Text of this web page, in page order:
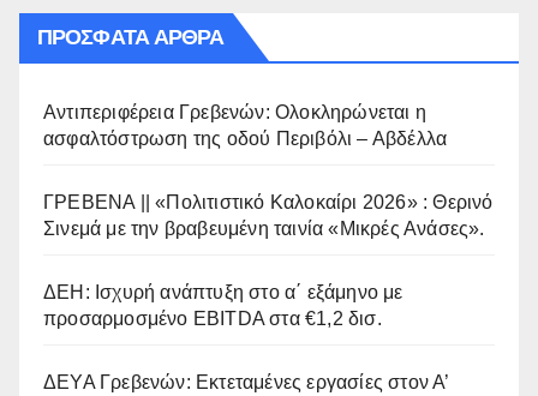
ΠΡΌΣΦΑΤΑ ΆΡΘΡΑ
Αντιπεριφέρεια Γρεβενών: Ολοκληρώνεται η
ασφαλτόστρωση της οδού Περιβόλι – Αβδέλλα
ΓΡΕΒΕΝΑ || «Πολιτιστικό Καλοκαίρι 2026» : Θερινό
Σινεμά με την βραβευμένη ταινία «Μικρές Ανάσες».
ΔΕΗ: Ισχυρή ανάπτυξη στο α΄ εξάμηνο με
προσαρμοσμένο EBITDA στα €1,2 δισ.
ΔΕΥΑ Γρεβενών: Εκτεταμένες εργασίες στον Α’